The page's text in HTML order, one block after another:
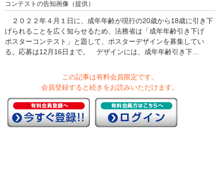
コンテストの告知画像（提供）
２０２２年４月１日に、成年年齢が現行の20歳から18歳に引き下
げられることを広く知らせるため、法務省は「成年年齢引き下げ
ポスターコンテスト」と題して、ポスターデザインを募集してい
る。応募は12月16日まで。 デザインには、成年年齢引き下...
この記事は有料会員限定です。
会員登録すると続きをお読みいただけます。